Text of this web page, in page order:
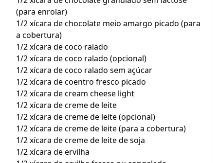
(para enrolar)
1/2 xícara de chocolate meio amargo picado (para
a cobertura)
1/2 xícara de coco ralado
1/2 xícara de coco ralado (opcional)
1/2 xícara de coco ralado sem açúcar
1/2 xícara de coentro fresco picado
1/2 xícara de cream cheese light
1/2 xícara de creme de leite
1/2 xícara de creme de leite (opcional)
1/2 xícara de creme de leite (para a cobertura)
1/2 xícara de creme de leite de soja
1/2 xícara de ervilha